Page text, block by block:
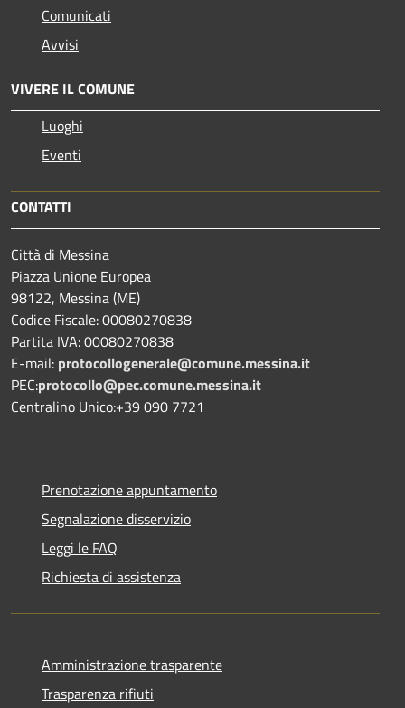
Comunicati
Avvisi
VIVERE IL COMUNE
Luoghi
Eventi
CONTATTI
Città di Messina
Piazza Unione Europea
98122, Messina (ME)
Codice Fiscale: 00080270838
Partita IVA: 00080270838
E-mail: protocollogenerale@comune.messina.it
PEC:protocollo@pec.comune.messina.it
Centralino Unico:+39 090 7721
Prenotazione appuntamento
Segnalazione disservizio
Leggi le FAQ
Richiesta di assistenza
Amministrazione trasparente
Trasparenza rifiuti